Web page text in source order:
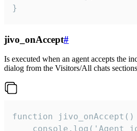
}
jivo_onAccept#
Is executed when an agent accepts the
dialog from the Visitors/All chats
function